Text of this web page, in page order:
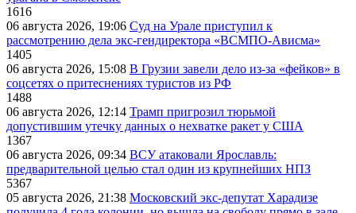
1616
06 августа 2026, 19:06 Суд на Урале приступил к
рассмотрению дела экс-гендиректора «ВСМПО-Ависма»
1405
06 августа 2026, 15:08 В Грузии завели дело из-за «фейков» в
соцсетях о притеснениях туристов из РФ
1488
06 августа 2026, 12:14 Трамп пригрозил тюрьмой
допустившим утечку данных о нехватке ракет у США
1367
06 августа 2026, 09:34 ВСУ атаковали Ярославль:
предварительной целью стал один из крупнейших НПЗ
5367
05 августа 2026, 21:38 Московский экс-депутат Харадизе